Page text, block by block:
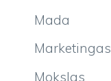
Mada
Marketingas
Mokslas